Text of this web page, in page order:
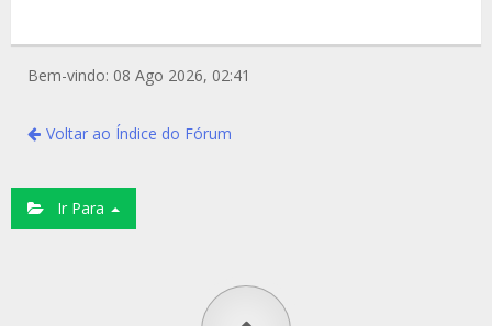
Bem-vindo: 08 Ago 2026, 02:41
Voltar ao Índice do Fórum
Ir Para